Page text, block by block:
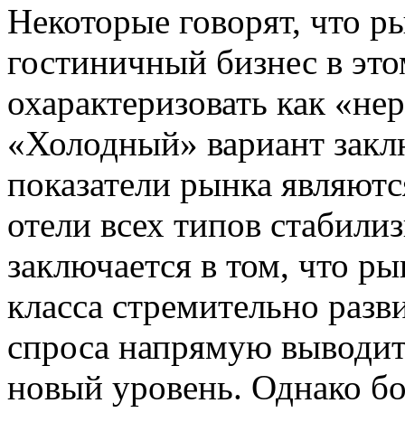
Некоторые говорят, что
гостиничный бизнес в
охарактеризовать как
«Холодный» вариант
показатели рынка
отели всех типов
заключается в том, что
класса стремительно
спроса напрямую
новый уровень. Однако